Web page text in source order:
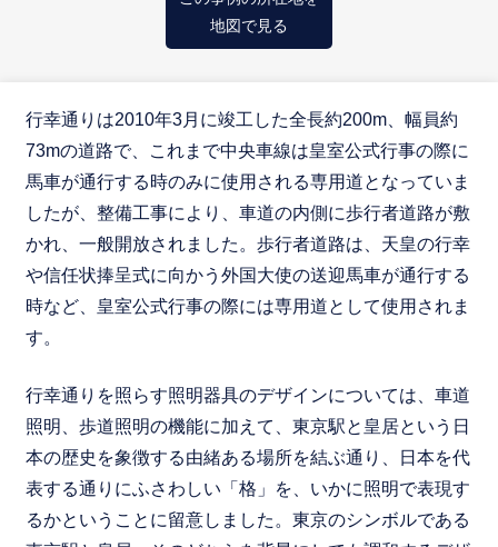
地図で見る
行幸通りは2010年3月に竣工した全長約200m、幅員約
73mの道路で、これまで中央車線は皇室公式行事の際に
馬車が通行する時のみに使用される専用道となっていま
したが、整備工事により、車道の内側に歩行者道路が敷
かれ、一般開放されました。歩行者道路は、天皇の行幸
や信任状捧呈式に向かう外国大使の送迎馬車が通行する
時など、皇室公式行事の際には専用道として使用されま
す。
行幸通りを照らす照明器具のデザインについては、車道
照明、歩道照明の機能に加えて、東京駅と皇居という日
本の歴史を象徴する由緒ある場所を結ぶ通り、日本を代
表する通りにふさわしい「格」を、いかに照明で表現す
るかということに留意しました。東京のシンボルである